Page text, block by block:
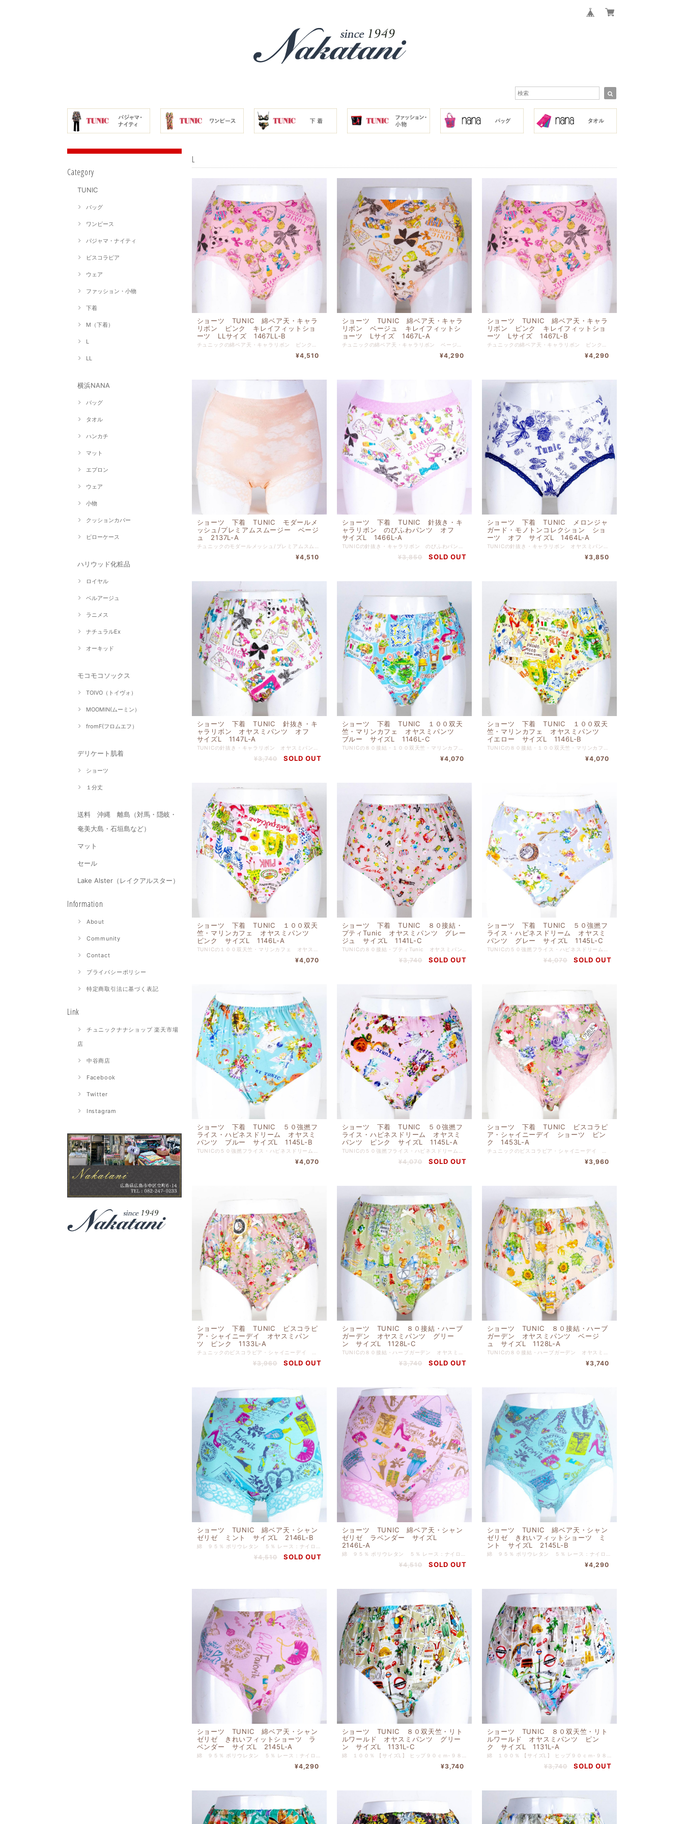
Category
TUNIC
バッグ
ワンピース
パジャマ・ナイティ
ビスコラピア
ウェア
ファッション・小物
下着
M（下着）
L
LL
横浜NANA
バッグ
タオル
ハンカチ
マット
エプロン
ウェア
小物
クッションカバー
ピローケース
ハリウッド化粧品
ロイヤル
ベルアージュ
ラニメス
ナチュラルEx
オーキッド
モコモコソックス
TOIVO（トイヴォ）
MOOMIN(ムーミン）
fromF(フロムエフ）
デリケート肌着
ショーツ
１分丈
送料 沖縄 離島（対馬・隠岐・
奄美大島・石垣島など）
マット
セール
Lake Alster（レイクアルスター）
Information
About
Community
Contact
プライバシーポリシー
特定商取引法に基づく表記
Link
チュニックナナショップ 楽天市場
店
中谷商店
Facebook
Twitter
Instagram
L
ショーツ TUNIC 綿ベア天・キャラ
リボン ピンク キレイフィットショ
ーツ LLサイズ 1467LL-B
¥4,510
ショーツ TUNIC 綿ベア天・キャラ
リボン ベージュ キレイフィットシ
ョーツ Lサイズ 1467L-A
¥4,290
ショーツ TUNIC 綿ベア天・キャラ
リボン ピンク キレイフィットショ
ーツ Lサイズ 1467L-B
¥4,290
ショーツ 下着 TUNIC モダールメ
ッシュ/プレミアムスムージー ベージ
ュ 2137L-A
¥4,510
ショーツ 下着 TUNIC 針抜き・キ
ャラリボン のびふわパンツ オフ
サイズL 1466L-A
¥3,850 SOLD OUT
ショーツ 下着 TUNIC メロンジャ
ガード・モノトンコレクション ショ
ーツ オフ サイズL 1464L-A
¥3,850
ショーツ 下着 TUNIC 針抜き・キ
ャラリボン オヤスミパンツ オフ
サイズL 1147L-A
¥3,740 SOLD OUT
ショーツ 下着 TUNIC １００双天
竺・マリンカフェ オヤスミパンツ
ブルー サイズL 1146L-C
¥4,070
ショーツ 下着 TUNIC １００双天
竺・マリンカフェ オヤスミパンツ
イエロー サイズL 1146L-B
¥4,070
ショーツ 下着 TUNIC １００双天
竺・マリンカフェ オヤスミパンツ
ピンク サイズL 1146L-A
¥4,070
ショーツ 下着 TUNIC ８０接結・
プティTunic オヤスミパンツ グレー
ジュ サイズL 1141L-C
¥3,740 SOLD OUT
ショーツ 下着 TUNIC ５０強撚フ
ライス・ハピネスドリーム オヤスミ
パンツ グレー サイズL 1145L-C
¥4,070 SOLD OUT
ショーツ 下着 TUNIC ５０強撚フ
ライス・ハピネスドリーム オヤスミ
パンツ ブルー サイズL 1145L-B
¥4,070
ショーツ 下着 TUNIC ５０強撚フ
ライス・ハピネスドリーム オヤスミ
パンツ ピンク サイズL 1145L-A
¥4,070 SOLD OUT
ショーツ 下着 TUNIC ビスコラピ
ア・シャイニーデイ ショーツ ピン
ク 1453L-A
¥3,960
ショーツ 下着 TUNIC ビスコラピ
ア・シャイニーデイ オヤスミパン
ツ ピンク 1133L-A
¥3,960 SOLD OUT
ショーツ TUNIC ８０接結・ハーブ
ガーデン オヤスミパンツ グリー
ン サイズL 1128L-C
¥3,740 SOLD OUT
ショーツ TUNIC ８０接結・ハーブ
ガーデン オヤスミパンツ ベージ
ュ サイズL 1128L-A
¥3,740
ショーツ TUNIC 綿ベア天・シャン
ゼリゼ ミント サイズL 2146L-B
¥4,510 SOLD OUT
ショーツ TUNIC 綿ベア天・シャン
ゼリゼ ラベンダー サイズL
2146L-A
¥4,510 SOLD OUT
ショーツ TUNIC 綿ベア天・シャン
ゼリゼ きれいフィットショーツ ミ
ント サイズL 2145L-B
¥4,290
ショーツ TUNIC 綿ベア天・シャン
ゼリゼ きれいフィットショーツ ラ
ベンダー サイズL 2145L-A
¥4,290
ショーツ TUNIC ８０双天竺・リト
ルワールド オヤスミパンツ グリー
ン サイズL 1131L-C
¥3,740
ショーツ TUNIC ８０双天竺・リト
ルワールド オヤスミパンツ ピン
ク サイズL 1131L-A
¥3,740 SOLD OUT